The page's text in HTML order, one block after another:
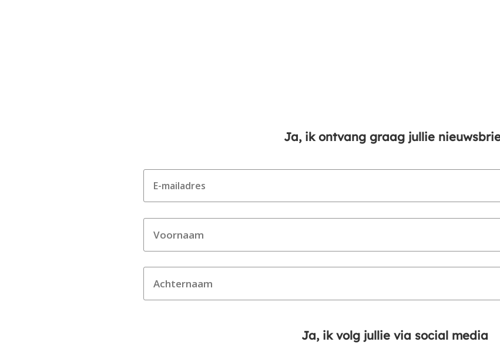
Ja, ik ontvang graag jullie
Ja, ik volg jullie via social media